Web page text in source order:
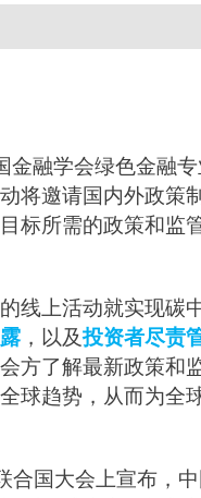
金融学会绿色金融
将邀请国内外政策
标所需的政策和监
线上活动就实现碳
，以及投资者尽责
方了解最新政策和
球趋势，从而为全
合国大会上宣布，